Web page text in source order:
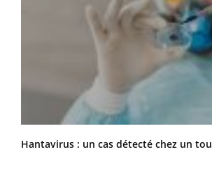
Hantavirus : un cas détecté chez un